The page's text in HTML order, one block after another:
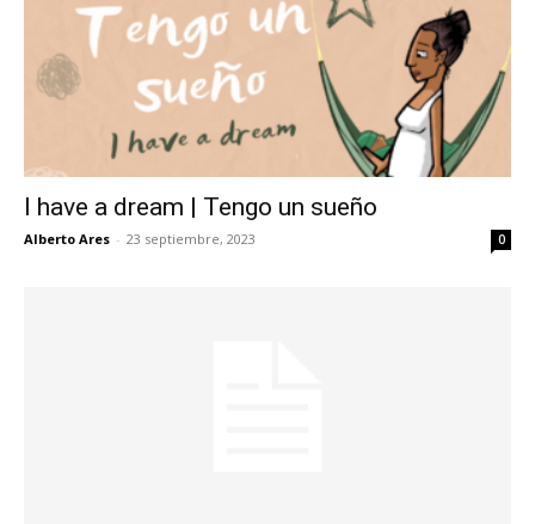
I have a dream | Tengo un sueño
Alberto Ares - 23 septiembre, 2023 0